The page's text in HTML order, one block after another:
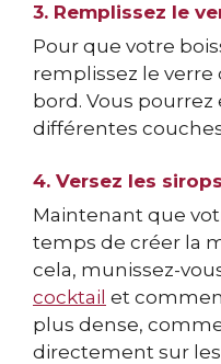
3. Remplissez le
Pour que votre
remplissez le verre
bord. Vous pourrez
différentes
4. Versez les
Maintenant que
temps de créer la
cela, munissez-
cocktail et
plus dense,
directement sur